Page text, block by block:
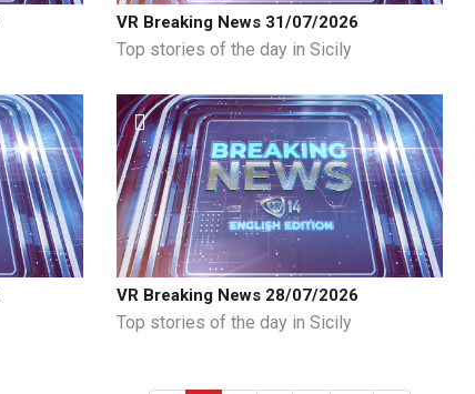
VR Breaking News 31/07/2026
Top stories of the day in Sicily
VR Breaking News 28/07/2026
Top stories of the day in Sicily